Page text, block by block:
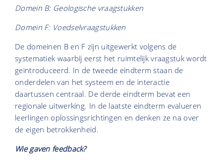
Domein B: Geologische vraagstukken
Domein F: Voedselvraagstukken
De domeinen B en F zijn uitgewerkt volgens de
systematiek waarbij eerst het ruimtelijk vraagstuk wordt
geïntroduceerd. In de tweede eindterm staan de
onderdelen van het systeem en de interactie
daartussen centraal. De derde eindterm bevat een
regionale uitwerking. In de laatste eindterm evalueren
leerlingen oplossingsrichtingen en denken ze na over
de eigen betrokkenheid.
Wie gaven feedback?